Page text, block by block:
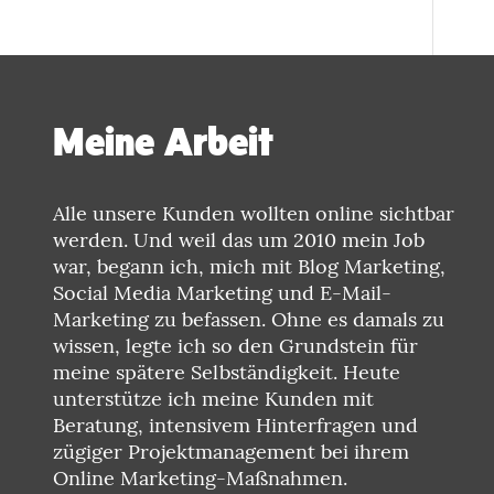
Meine Arbeit
Alle unsere Kunden wollten online sichtbar
werden. Und weil das um 2010 mein Job
war, begann ich, mich mit Blog Marketing,
Social Media Marketing und E-Mail-
Marketing zu befassen. Ohne es damals zu
wissen, legte ich so den Grundstein für
meine spätere Selbständigkeit. Heute
unterstütze ich meine Kunden mit
Beratung, intensivem Hinterfragen und
zügiger Projektmanagement bei ihrem
Online Marketing-Maßnahmen.